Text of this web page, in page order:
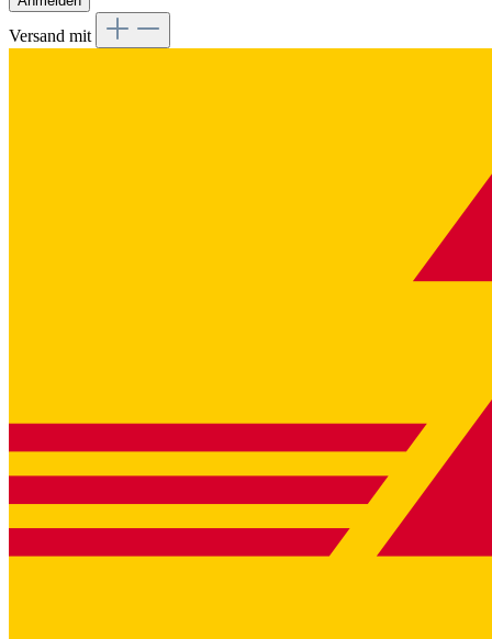
Versand mit